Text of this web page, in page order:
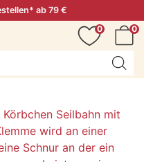
ab 79 €
0
0